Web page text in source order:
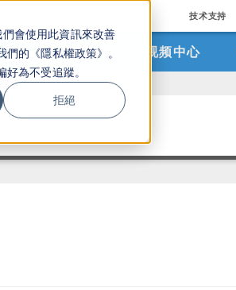
會使用此資訊來改善
的《隱私權政策》。
為不受追蹤。
拒絕
技术支持
行业应用 视频中心